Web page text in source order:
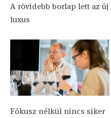
A rövidebb borlap lett az új
luxus
Fókusz nélkül nincs siker